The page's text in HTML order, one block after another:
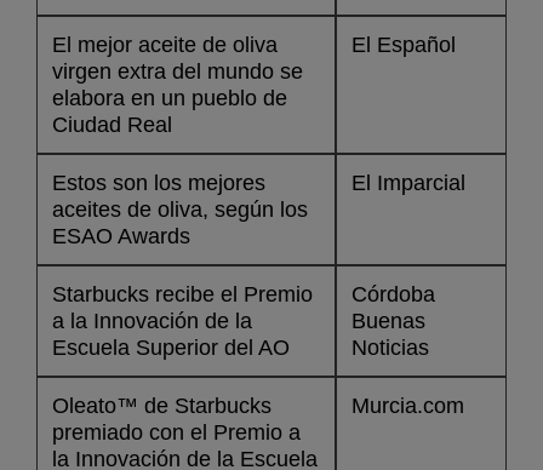
El mejor aceite de oliva
virgen extra del mundo se
elabora en un pueblo de
Ciudad Real
El Español
Estos son los mejores
aceites de oliva, según los
ESAO Awards
El Imparcial
Starbucks recibe el Premio
a la Innovación de la
Escuela Superior del AO
Córdoba
Buenas
Noticias
Oleato™ de Starbucks
premiado con el Premio a
la Innovación de la Escuela
Murcia.com